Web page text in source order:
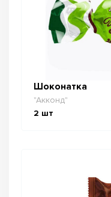
Шоконатка
"Акконд"
2 шт